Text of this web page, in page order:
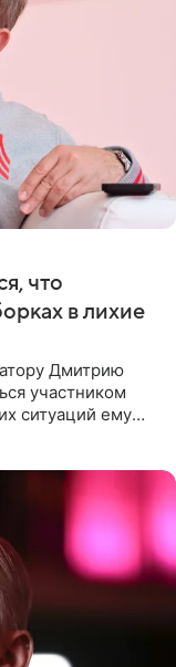
что
в лихие
Дмитрию
участником
ситуаций ему